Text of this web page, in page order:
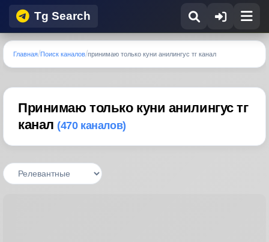
Tg Search
Главная Поиск каналов принимаю только куни анилингус тг канал
Принимаю только куни анилингус тг
канал (470 каналов)